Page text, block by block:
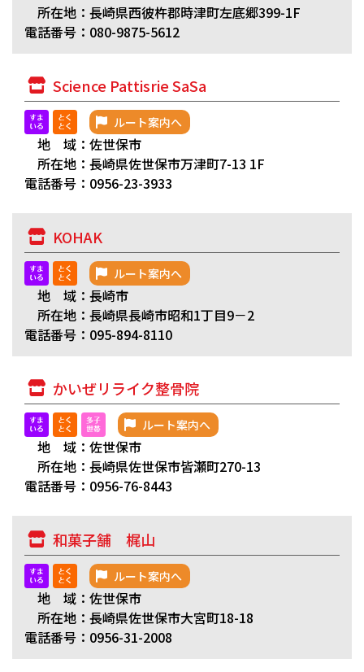
所在地：長崎県西彼杵郡時津町左底郷399-1F
電話番号：080-9875-5612
Science Pattisrie SaSa
ルート案内へ
地 域：佐世保市
所在地：長崎県佐世保市万津町7-13 1F
電話番号：0956-23-3933
KOHAK
ルート案内へ
地 域：長崎市
所在地：長崎県長崎市昭和1丁目9－2
電話番号：095-894-8110
かいぜリライク整骨院
ルート案内へ
地 域：佐世保市
所在地：長崎県佐世保市皆瀬町270-13
電話番号：0956-76-8443
和菓子舗 梶山
ルート案内へ
地 域：佐世保市
所在地：長崎県佐世保市大宮町18-18
電話番号：0956-31-2008